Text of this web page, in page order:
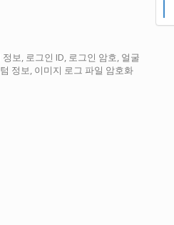
보, 로그인 ID, 로그인 암호, 얼굴
정보, 이미지 로그 파일 암호화